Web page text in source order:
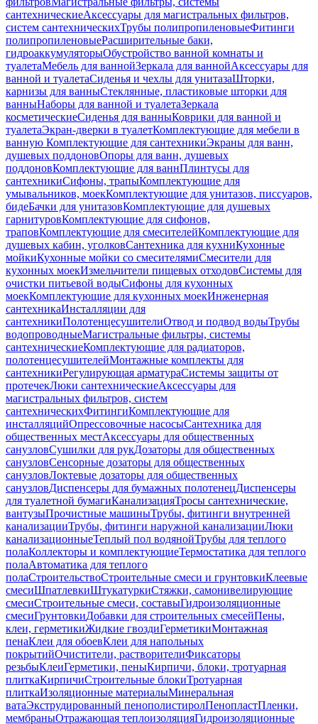
сантехническиеАксессуары для магистральных фильтров,
систем сантехническихТрубы полипропиленовыеФитинги
полипропиленовыеРасширительные баки,
гидроаккумуляторыОбустройство ванной комнаты и
туалетаМебель для ваннойЗеркала для ваннойАксессуары для
ванной и туалетаСиденья и чехлы для унитазаШторки,
карнизы для ванныСтеклянные, пластиковые шторки для
ванныНаборы для ванной и туалетаЗеркала
косметическиеСиденья для ванныКоврики для ванной и
туалетаЭкран-дверки в туалетКомплектующие для мебели в
ванную Комплектующие для сантехникиЭкраны для ванн,
душевых поддоновОпоры для ванн, душевых
поддоновКомплектующие для ваннПлинтусы для
сантехникиСифоны, трапыКомплектующие для
умывальников, моекКомплектующие для унитазов, писсуаров,
бидеБачки для унитазовКомплектующие для душевых
гарнитуровКомплектующие для сифонов,
траповКомплектующие для смесителейКомплектующие для
душевых кабин, уголковСантехника для кухниКухонные
мойкиКухонные мойки со смесителямиСмесители для
кухонных моекИзмельчители пищевых отходовСистемы для
очистки питьевой водыСифоны для кухонных
моекКомплектующие для кухонных моекИнженерная
сантехникаИнсталляции для
сантехникиПолотенцесушителиОтвод и подвод водыТрубы
водопроводныеМагистральные фильтры, системы
сантехническиеКомплектующие для радиаторов,
полотенцесушителейМонтажные комплекты для
сантехникиРегулирующая арматураСистемы защиты от
протечекЛюки сантехническиеАксессуары для
магистральных фильтров, систем
сантехническихФитингиКомплектующие для
инсталляцийОпрессовочные насосыСантехника для
общественных местАксессуары для общественных
санузловСушилки для рукДозаторы для общественных
санузловСенсорные дозаторы для общественных
санузловЛоктевые дозаторы для общественных
санузловДиспенсеры для бумажных полотенецДиспенсеры
для туалетной бумагиКанализацияТросы сантехнические,
вантузыПрочистные машиныТрубы, фитинги внутренней
канализацииТрубы, фитинги наружной канализацииЛюки
канализационныеТеплый пол водянойТрубы для теплого
полаКоллекторы и комплектующиеТермостатика для теплого
полаАвтоматика для теплого
полаСтроительствоСтроительные смеси и грунтовкиКлеевые
смесиШпатлевкиШтукатуркиСтяжки, самонивелирующие
смесиСтроительные смеси, составыГидроизоляционные
смесиГрунтовкиДобавки для строительных смесейПены,
клеи, герметикиЖидкие гвоздиГерметикиМонтажная
пенаКлеи для обоевКлеи для напольных
покрытийОчистители, растворителиФиксаторы
резьбыКлеиГерметики, пеныКирпичи, блоки, тротуарная
плиткаКирпичиСтроительные блокиТротуарная
плиткаИзоляционные материалыМинеральная
ватаЭкструдированный пенополистиролПенопластПленки,
мембраныОтражающая теплоизоляцияГидроизоляционные